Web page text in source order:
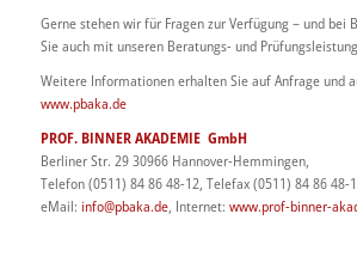
Gerne stehen wir für Fragen zur Verfügung – und bei
Sie auch mit unseren Beratungs- und
Weitere Informationen erhalten Sie auf Anfrage und
www.pbaka.de
PROF. BINNER AKADEMIE GmbH
Berliner Str. 29 30966 Hannover-Hemmingen,
Telefon (0511) 84 86 48-12, Telefax (0511) 84 86 48-
eMail: info@pbaka.de, Internet: www.prof-binner-